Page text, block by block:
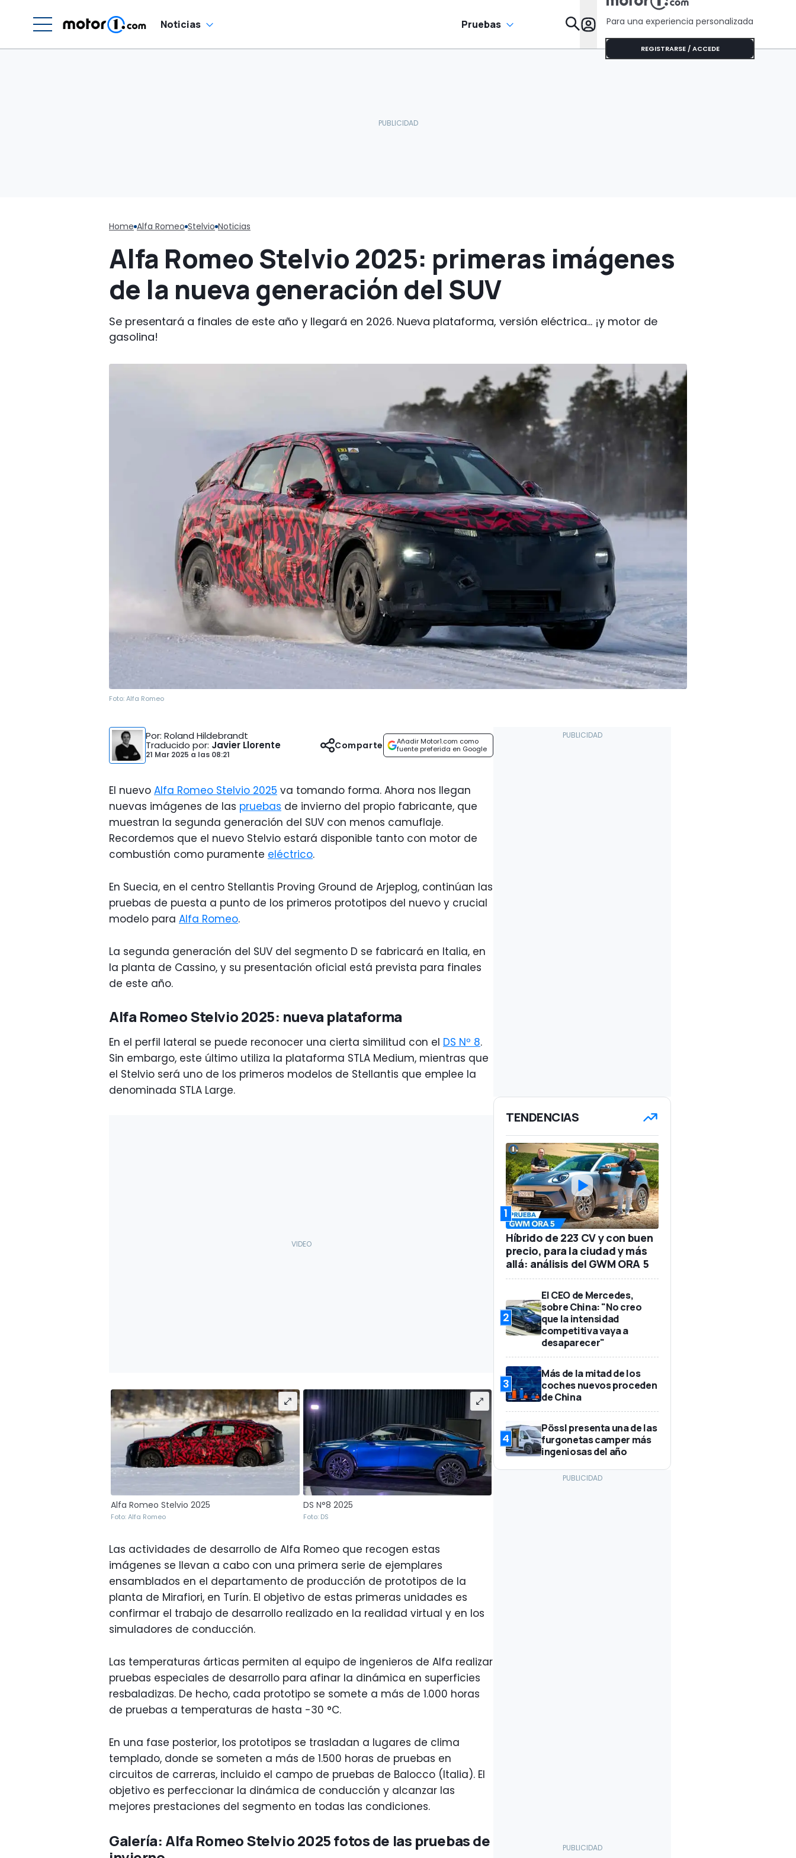
Noticias Pruebas Para una experiencia personalizada
REGISTRARSE / ACCEDE
Home Alfa Romeo Stelvio Noticias
Alfa Romeo Stelvio 2025: primeras imágenes
de la nueva generación del SUV
Se presentará a finales de este año y llegará en 2026. Nueva plataforma, versión eléctrica... ¡y motor de
gasolina!
Foto:Alfa Romeo
Por: Roland Hildebrandt
Traducido por: Javier Llorente
21 Mar 2025 a las 08:21
Añadir Motor1.com como
fuente preferida en Google
Comparte
El nuevo Alfa Romeo Stelvio 2025 va tomando forma. Ahora nos llegan
nuevas imágenes de las pruebas de invierno del propio fabricante, que
muestran la segunda generación del SUV con menos camuflaje.
Recordemos que el nuevo Stelvio estará disponible tanto con motor de
combustión como puramente eléctrico.
En Suecia, en el centro Stellantis Proving Ground de Arjeplog, continúan las
pruebas de puesta a punto de los primeros prototipos del nuevo y crucial
modelo para Alfa Romeo.
La segunda generación del SUV del segmento D se fabricará en Italia, en
la planta de Cassino, y su presentación oficial está prevista para finales
de este año.
Alfa Romeo Stelvio 2025: nueva plataforma
En el perfil lateral se puede reconocer una cierta similitud con el DS Nº 8.
Sin embargo, este último utiliza la plataforma STLA Medium, mientras que
el Stelvio será uno de los primeros modelos de Stellantis que emplee la
denominada STLA Large.
Alfa Romeo Stelvio 2025
Foto: Alfa Romeo
DS N°8 2025
Foto: DS
Las actividades de desarrollo de Alfa Romeo que recogen estas
imágenes se llevan a cabo con una primera serie de ejemplares
ensamblados en el departamento de producción de prototipos de la
planta de Mirafiori, en Turín. El objetivo de estas primeras unidades es
confirmar el trabajo de desarrollo realizado en la realidad virtual y en los
simuladores de conducción.
Las temperaturas árticas permiten al equipo de ingenieros de Alfa realizar
pruebas especiales de desarrollo para afinar la dinámica en superficies
resbaladizas. De hecho, cada prototipo se somete a más de 1.000 horas
de pruebas a temperaturas de hasta -30 °C.
En una fase posterior, los prototipos se trasladan a lugares de clima
templado, donde se someten a más de 1.500 horas de pruebas en
circuitos de carreras, incluido el campo de pruebas de Balocco (Italia). El
objetivo es perfeccionar la dinámica de conducción y alcanzar las
mejores prestaciones del segmento en todas las condiciones.
Galería: Alfa Romeo Stelvio 2025 fotos de las pruebas de
TENDENCIAS
1
Híbrido de 223 CV y con buen
precio, para la ciudad y más
allá: análisis del GWM ORA 5
2
El CEO de Mercedes,
sobre China: "No creo
que la intensidad
competitiva vaya a
desaparecer"
3
Más de la mitad de los
coches nuevos proceden
de China
4
Pössl presenta una de las
furgonetas camper más
ingeniosas del año